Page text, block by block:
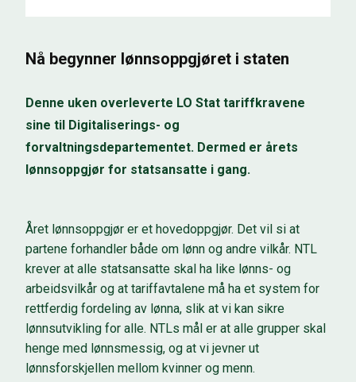
Nå begynner lønnsoppgjøret i staten
Denne uken overleverte LO Stat tariffkravene
sine til Digitaliserings- og
forvaltningsdepartementet. Dermed er årets
lønnsoppgjør for statsansatte i gang.
Året lønnsoppgjør er et hovedoppgjør. Det vil si at
partene forhandler både om lønn og andre vilkår. NTL
krever at alle statsansatte skal ha like lønns- og
arbeidsvilkår og at tariffavtalene må ha et system for
rettferdig fordeling av lønna, slik at vi kan sikre
lønnsutvikling for alle. NTLs mål er at alle grupper skal
henge med lønnsmessig, og at vi jevner ut
lønnsforskjellen mellom kvinner og menn.